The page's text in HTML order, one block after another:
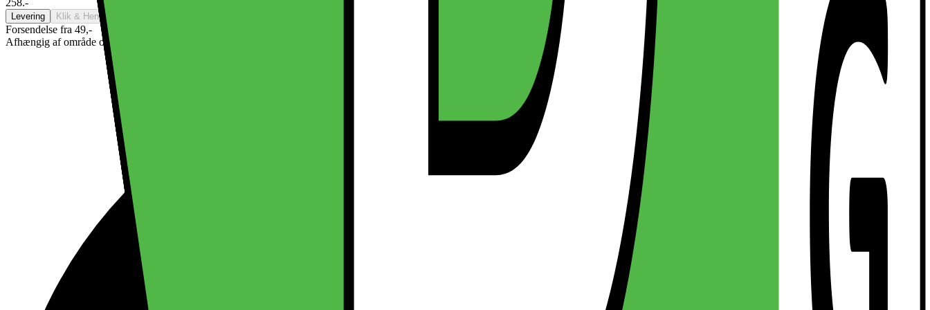
Levering Klik & Hent Ikke tilgængelig
Forsendelse fra 49,-
Afhængig af område og kapacitet. Se alle leveringsmulighederne i check-out